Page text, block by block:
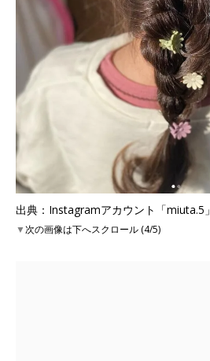
出典：Instagramアカウント「miuta.5」
▼次の画像は下へスクロール (4/5)